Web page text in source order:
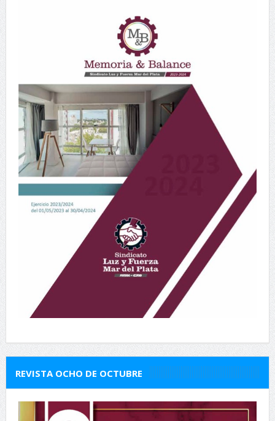
REVISTA OCHO DE OCTUBRE